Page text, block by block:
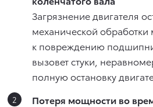
Загрязнение двигателя
механической обработки
к повреждению
вызовет стуки,
полную остановку
Потеря мощности во